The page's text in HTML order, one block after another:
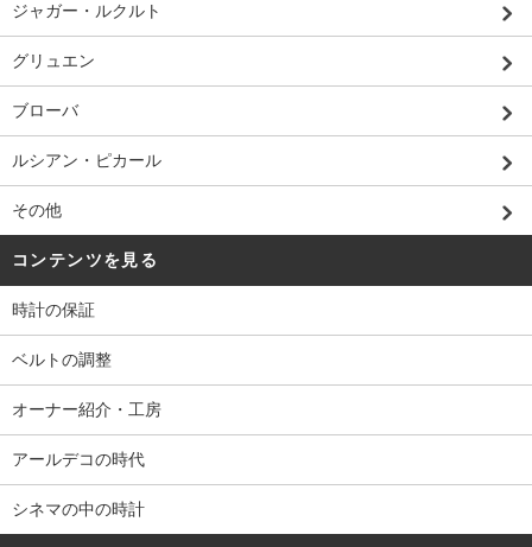
ジャガー・ルクルト
グリュエン
ブローバ
ルシアン・ピカール
その他
コンテンツを見る
時計の保証
ベルトの調整
オーナー紹介・工房
アールデコの時代
シネマの中の時計